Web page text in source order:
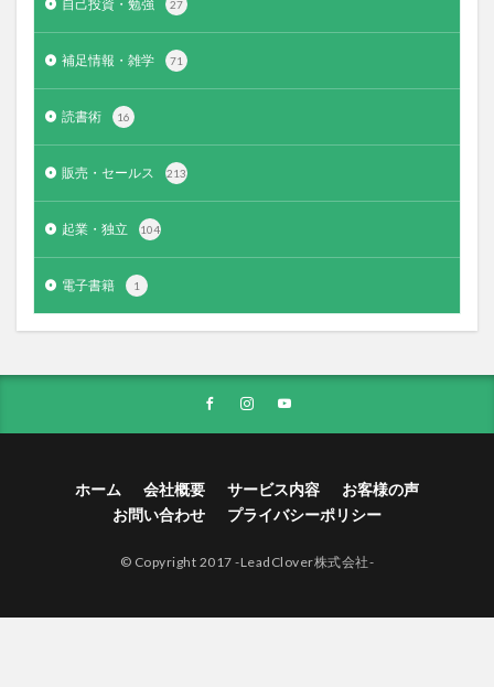
自己投資・勉強 27
補足情報・雑学 71
読書術 16
販売・セールス 213
起業・独立 104
電子書籍 1
ホーム 会社概要 サービス内容
お客様の声
お問い合わせ
プライバシーポリシー
© Copyright 2017 -LeadClover株式会社-